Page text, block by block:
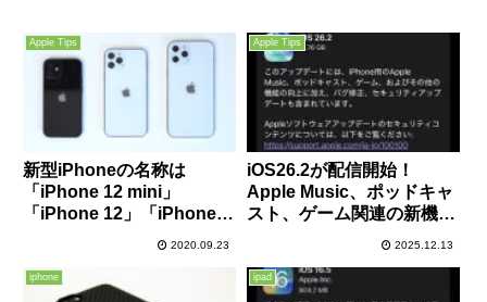
Apple Tips
新型iPhoneの名称は
「iPhone 12 mini」
「iPhone 12」「iPhone
月13日の噂
2020.09.23
Apple Tips
iOS26.2が配信開始！
Apple Music、ポッドキャ
スト、ゲーム関連の新機能
ロデイ修正も！
2025.12.13
iphone ipad